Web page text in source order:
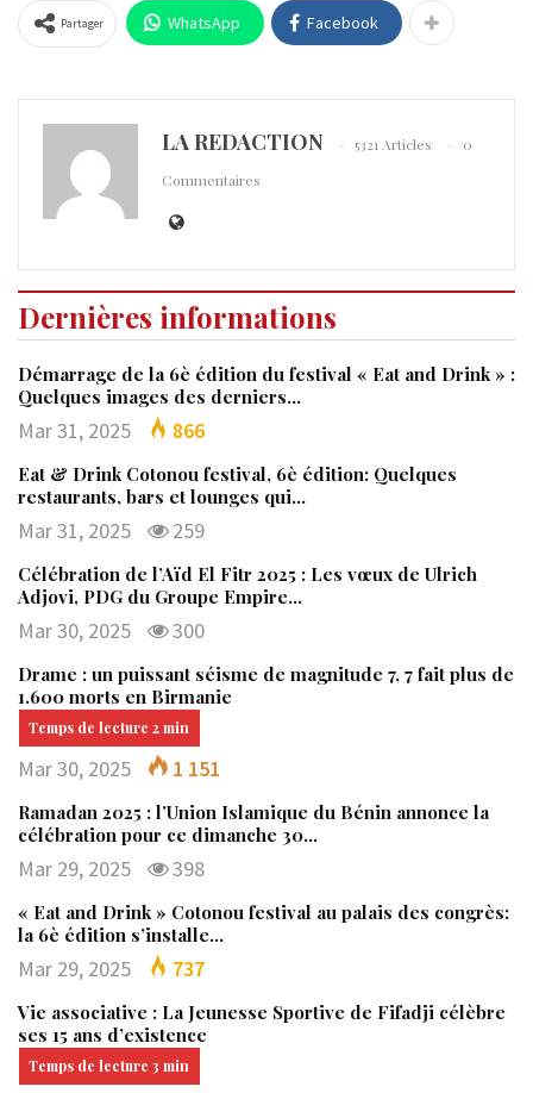
Partager WhatsApp Facebook
LA REDACTION 5321 Articles
0
Commentaires
Dernières informations
Démarrage de la 6è édition du festival « Eat and Drink » :
Quelques images des derniers…
Mar 31, 2025 866
Eat & Drink Cotonou festival, 6è édition: Quelques
restaurants, bars et lounges qui…
Mar 31, 2025 259
Célébration de l’Aïd El Fitr 2025 : Les vœux de Ulrich
Adjovi, PDG du Groupe Empire…
Mar 30, 2025 300
Drame : un puissant séisme de magnitude 7, 7 fait plus de
1.600 morts en Birmanie
Mar 30, 2025 1 151
Ramadan 2025 : l’Union Islamique du Bénin annonce la
célébration pour ce dimanche 30…
Mar 29, 2025 398
« Eat and Drink » Cotonou festival au palais des congrès:
la 6è édition s’installe…
Mar 29, 2025 737
Vie associative : La Jeunesse Sportive de Fifadji célèbre
ses 15 ans d’existence